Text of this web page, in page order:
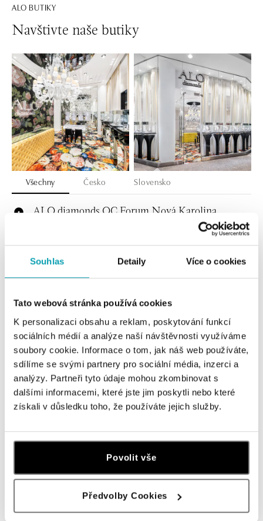
Souhlas Detaily Více o cookies
Tato webová stránka používá cookies
K personalizaci obsahu a reklam, poskytování funkcí
sociálních médií a analýze naší návštěvnosti využíváme
soubory cookie. Informace o tom, jak náš web používáte,
sdílíme se svými partnery pro sociální média, inzerci a
analýzy. Partneři tyto údaje mohou zkombinovat s
dalšími informacemi, které jste jim poskytli nebo které
získali v důsledku toho, že používáte jejich služby.
Povolit vše
Předvolby Cookies
ALO BUTIKY
Navštivte naše butiky
Všechny Česko Slovensko
ALO diamonds OC Forum Nová Karolina,
Jantarová 3344/4, 702 00 Ostrava-Moravská Ostrava
dnes otevřeno od 09:00
ALO diamonds OC Nový Smíchov, Praha 5
tel.: +420 603 192 388, +420 733 546 889
dnes otevřeno od 09:00
ALO diamonds OC Olympia, Brno
U Dálnice 777, 664 42 Modřice
tel.: +420 733 397 316, +420 605 231 821
dnes otevřeno od 10:00
ALO diamonds OC Palladium, Praha 1
Náměstí Republiky 1, 110 00 Praha 1 - Nové Město
dnes otevřeno od 09:00
ALO diamonds Pařížská, Praha 1
ZOBRAZIT VŠECHNY BUTIKY